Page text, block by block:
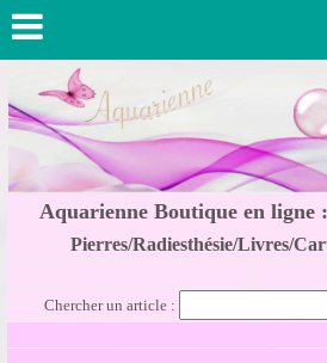
Aquarienne Boutique en ligne :
Pierres/Radiesthésie/Livres/
Chercher un article :